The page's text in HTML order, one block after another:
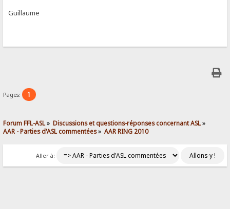
Guillaume
Pages: 1
Forum FFL-ASL» Discussions et questions-réponses concernant ASL»
AAR - Parties d'ASL commentées» AAR RING 2010
Aller à: